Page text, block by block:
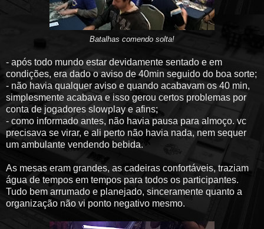
Batalhas comendo solta!
- após todo mundo estar devidamente sentado e em
condições, era dado o aviso de 40min seguido do boa sorte;
- não havia qualquer aviso e quando acabavam os 40 min,
simplesmente acabava e isso gerou certos problemas por
conta de jogadores slowplay e afins;
- como informado antes, não havia pausa para almoço. vc
precisava se virar, e ali perto não havia nada, nem sequer
um ambulante vendendo bebida.
As mesas eram grandes, as cadeiras confortáveis, traziam
água de tempos em tempos para todos os participantes.
Tudo bem arrumado e planejado, sinceramente quanto a
organização não vi ponto negativo mesmo.